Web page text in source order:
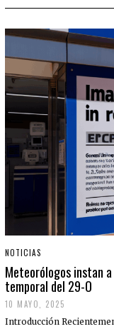
NOTICIAS
Meteorólogos instan
temporal del 29-O
10 MAYO, 2025
Introducción